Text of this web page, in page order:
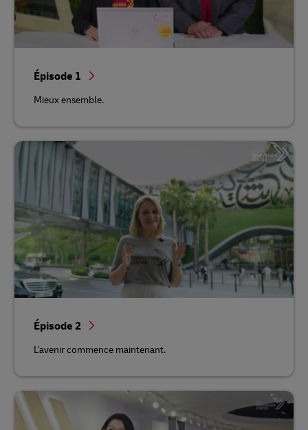
Épisode 1
Mieux ensemble.
Épisode 2
L'avenir commence maintenant.